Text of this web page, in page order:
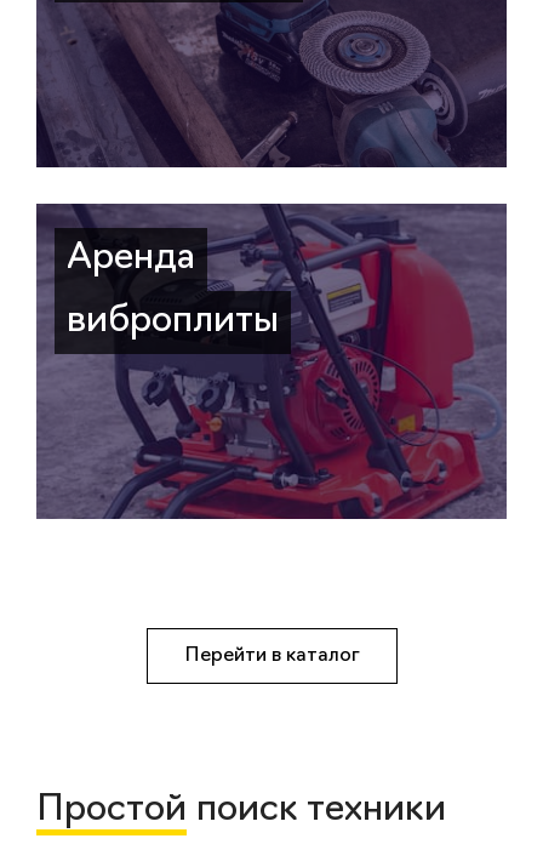
Аренда
виброплиты
Перейти в каталог
Простой поиск техники